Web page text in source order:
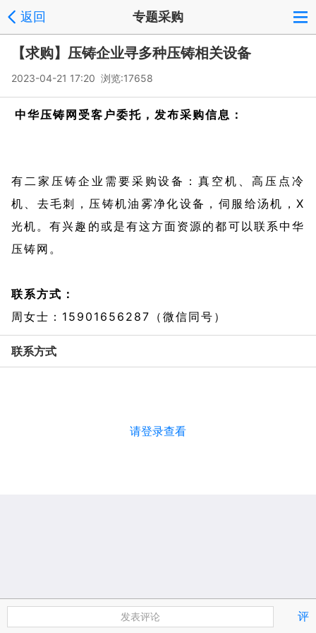
返回 专题采购
【求购】压铸企业寻多种压铸相关设备
2023-04-21 17:20 浏览:17658
中华压铸网受客户委托，发布采购信息：
有二家压铸企业需要采购设备：真空机、高压点冷
机、去毛刺，压铸机油雾净化设备，伺服给汤机，X
光机。有兴趣的或是有这方面资源的都可以联系中华
压铸网。
联系方式：
周女士：15901656287（微信同号）
联系方式
请登录查看
发表评论 评